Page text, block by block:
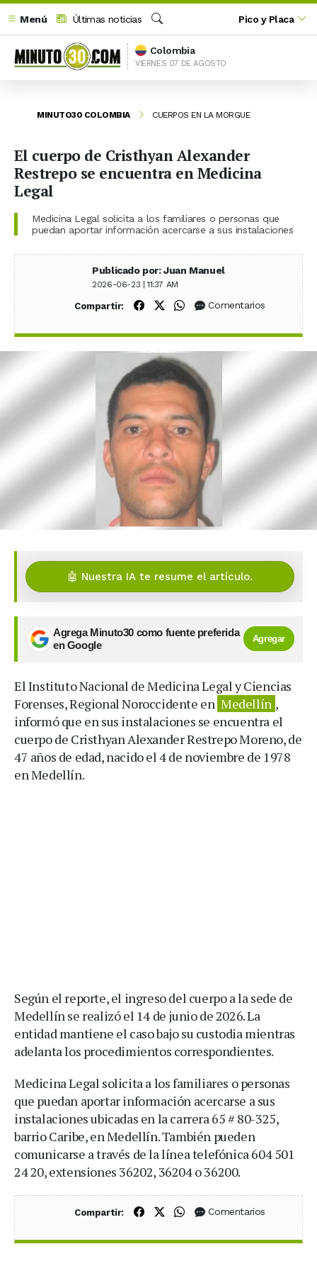
Menú
Últimas noticias
Buscar
Pico y Placa
Colombia
VIERNES 07 DE AGOSTO
MINUTO30 COLOMBIA CUERPOS EN LA MORGUE
El cuerpo de Cristhyan Alexander
Restrepo se encuentra en Medicina
Legal
Medicina Legal solicita a los familiares o personas que
puedan aportar información acercarse a sus instalaciones
Publicado por: Juan Manuel
2026-06-23 | 11:37 AM
Compartir: Compartir en Facebook
Compartir en X (Twitter)
Compartir en WhatsApp
Comentarios
🤖 Nuestra IA te resume el artículo.
Agrega Minuto30 como fuente preferida
en Google
Agregar
El Instituto Nacional de Medicina Legal y Ciencias
Forenses, Regional Noroccidente en Medellín ,
informó que en sus instalaciones se encuentra el
cuerpo de Cristhyan Alexander Restrepo Moreno, de
47 años de edad, nacido el 4 de noviembre de 1978
en Medellín.
Según el reporte, el ingreso del cuerpo a la sede de
Medellín se realizó el 14 de junio de 2026. La
entidad mantiene el caso bajo su custodia mientras
adelanta los procedimientos correspondientes.
Medicina Legal solicita a los familiares o personas
que puedan aportar información acercarse a sus
instalaciones ubicadas en la carrera 65 # 80-325,
barrio Caribe, en Medellín. También pueden
comunicarse a través de la línea telefónica 604 501
24 20, extensiones 36202, 36204 o 36200.
Compartir: Compartir en Facebook
Compartir en X (Twitter)
Compartir en WhatsApp
Comentarios